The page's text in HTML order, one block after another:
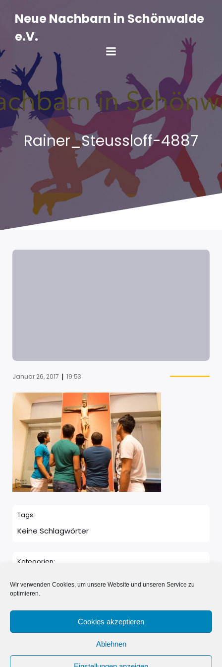
Wir verwenden Cookies, um unsere Website und unseren Service zu
optimieren.
Cookies akzeptieren
Ablehnen
Inhalt
springenNeue Nachbarn in Schönwalde
e.V.
Rainer_Steussloff-4887
Januar 26, 2017 | 19:53
Tags:
Keine Schlagwörter
Kategorien:
© 2026 Neue Nachbarn in Schönwalde e.V.. Erstellt mit